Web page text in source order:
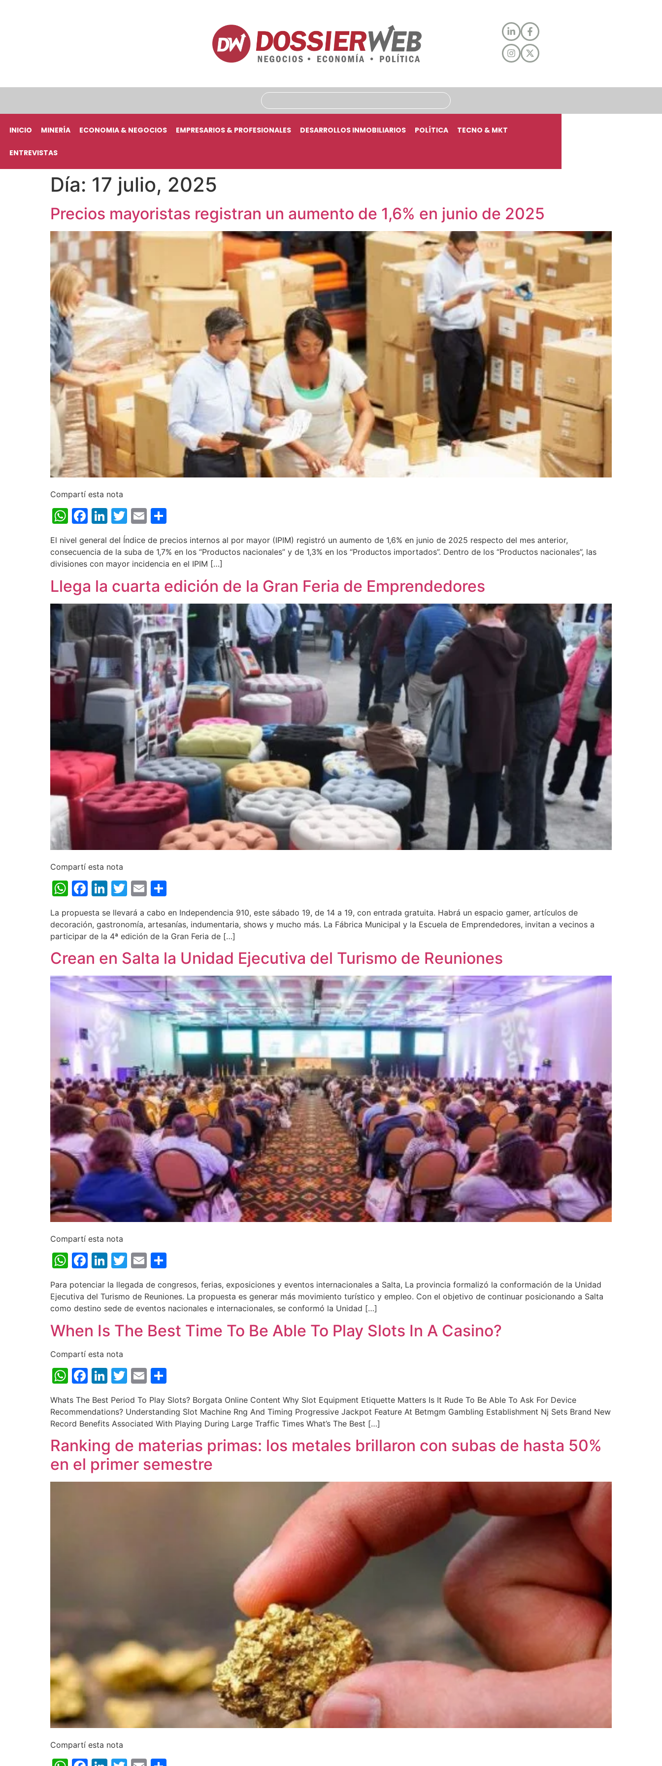
INICIO MINERÍA ECONOMIA & NEGOCIOS EMPRESARIOS & PROFESIONALES DESARROLLOS INMOBILIARIOS POLÍTICA TECNO & MKT
ENTREVISTAS
Día: 17 julio, 2025
Precios mayoristas registran un aumento de 1,6% en junio de 2025
Compartí esta nota
WhatsApp
Facebook
LinkedIn
Twitter
Email
El nivel general del Índice de precios internos al por mayor (IPIM) registró un aumento de 1,6% en junio de 2025 respecto del mes anterior,
consecuencia de la suba de 1,7% en los “Productos nacionales” y de 1,3% en los “Productos importados”. Dentro de los “Productos nacionales”, las
divisiones con mayor incidencia en el IPIM […]
Llega la cuarta edición de la Gran Feria de Emprendedores
Compartí esta nota
WhatsApp
Facebook
LinkedIn
Twitter
Email
La propuesta se llevará a cabo en Independencia 910, este sábado 19, de 14 a 19, con entrada gratuita. Habrá un espacio gamer, artículos de
decoración, gastronomía, artesanías, indumentaria, shows y mucho más. La Fábrica Municipal y la Escuela de Emprendedores, invitan a vecinos a
participar de la 4ª edición de la Gran Feria de […]
Crean en Salta la Unidad Ejecutiva del Turismo de Reuniones
Compartí esta nota
WhatsApp
Facebook
LinkedIn
Twitter
Email
Para potenciar la llegada de congresos, ferias, exposiciones y eventos internacionales a Salta, La provincia formalizó la conformación de la Unidad
Ejecutiva del Turismo de Reuniones. La propuesta es generar más movimiento turístico y empleo. Con el objetivo de continuar posicionando a Salta
como destino sede de eventos nacionales e internacionales, se conformó la Unidad […]
When Is The Best Time To Be Able To Play Slots In A Casino?
Compartí esta nota
WhatsApp
Facebook
LinkedIn
Twitter
Email
Whats The Best Period To Play Slots? Borgata Online Content Why Slot Equipment Etiquette Matters Is It Rude To Be Able To Ask For Device
Recommendations? Understanding Slot Machine Rng And Timing Progressive Jackpot Feature At Betmgm Gambling Establishment Nj Sets Brand New
Record Benefits Associated With Playing During Large Traffic Times What’s The Best […]
Ranking de materias primas: los metales brillaron con subas de hasta 50%
en el primer semestre
Compartí esta nota